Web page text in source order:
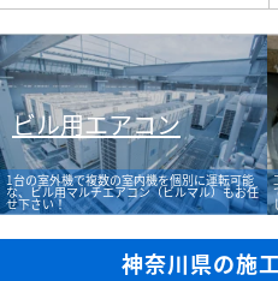
ビル用エアコン
1台の室外機で複数の室内機を個別に運転可能
な、ビル用マルチエアコン（ビルマル）もお任
せ下さい！
神奈川県の施